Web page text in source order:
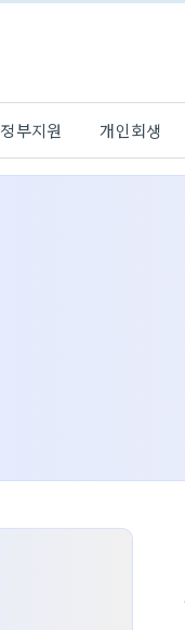
정부지원 개인회생